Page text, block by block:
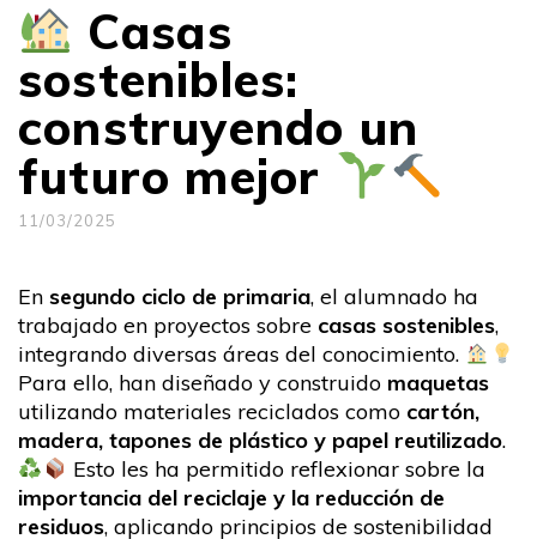
Casas
sostenibles:
construyendo un
futuro mejor
11/03/2025
En segundo ciclo de primaria, el alumnado ha
trabajado en proyectos sobre casas sostenibles,
integrando diversas áreas del conocimiento.
Para ello, han diseñado y construido maquetas
utilizando materiales reciclados como cartón,
madera, tapones de plástico y papel reutilizado.
Esto les ha permitido reflexionar sobre la
importancia del reciclaje y la reducción de
residuos, aplicando principios de sostenibilidad